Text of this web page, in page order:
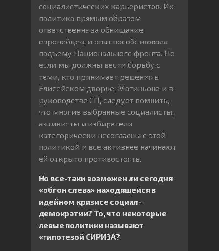
социалистических карьеристов. Их
политика прямым образом
ответственна за обнищание
европейцев, и она способствовала
подъему Национального фронта. Но
если мы должны вести борьбу с
теми, кто принимает решения в
Елисейском дворце, Матиньоне и в
руководстве СП, следует помнить,
что многие выбранные социалисты,
активисты и избиратели
категорически несогласны с этой
политикой и все активнее начинают
ей открыто противостоять.
Но все-таки возможен ли сегодня
«обгон слева» находящейся в
идейном кризисе социал-
демократии? То, что некоторые
левые политики называют
«гипотезой СИРИЗА?